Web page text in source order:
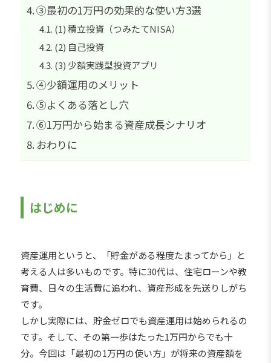
③最初の1万円の効果的な使い方3選
(1) 積立投資（つみたてNISA）
(2) 自己投資
(3) 少額実践型投資アプリ
④少額運用のメリット
⑤よくある落とし穴
⑥1万円から始まる資産成長シナリオ
おわりに
はじめに
資産運用というと、「貯金がある程度たまってから」と
考える人は多いものです。特に30代は、住宅ローンや教
育費、日々の生活費に追われ、資産形成を先送りしがち
です。
しかし実際には、貯金ゼロでも資産運用は始められるの
です。そして、その第一歩はたった1万円からでも十
分。今回は「最初の1万円の使い方」が将来の資産額を